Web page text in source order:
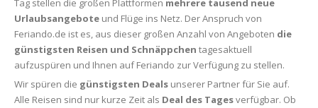
Tag stellen die großen Plattformen mehrere tausend neue
Urlaubsangebote und Flüge ins Netz. Der Anspruch von
Feriando.de ist es, aus dieser großen Anzahl von Angeboten die
günstigsten Reisen und Schnäppchen tagesaktuell
aufzuspüren und Ihnen auf Feriando zur Verfügung zu stellen.
Wir spüren die günstigsten Deals unserer Partner für Sie auf.
Alle Reisen sind nur kurze Zeit als Deal des Tagesverfügbar. Ob